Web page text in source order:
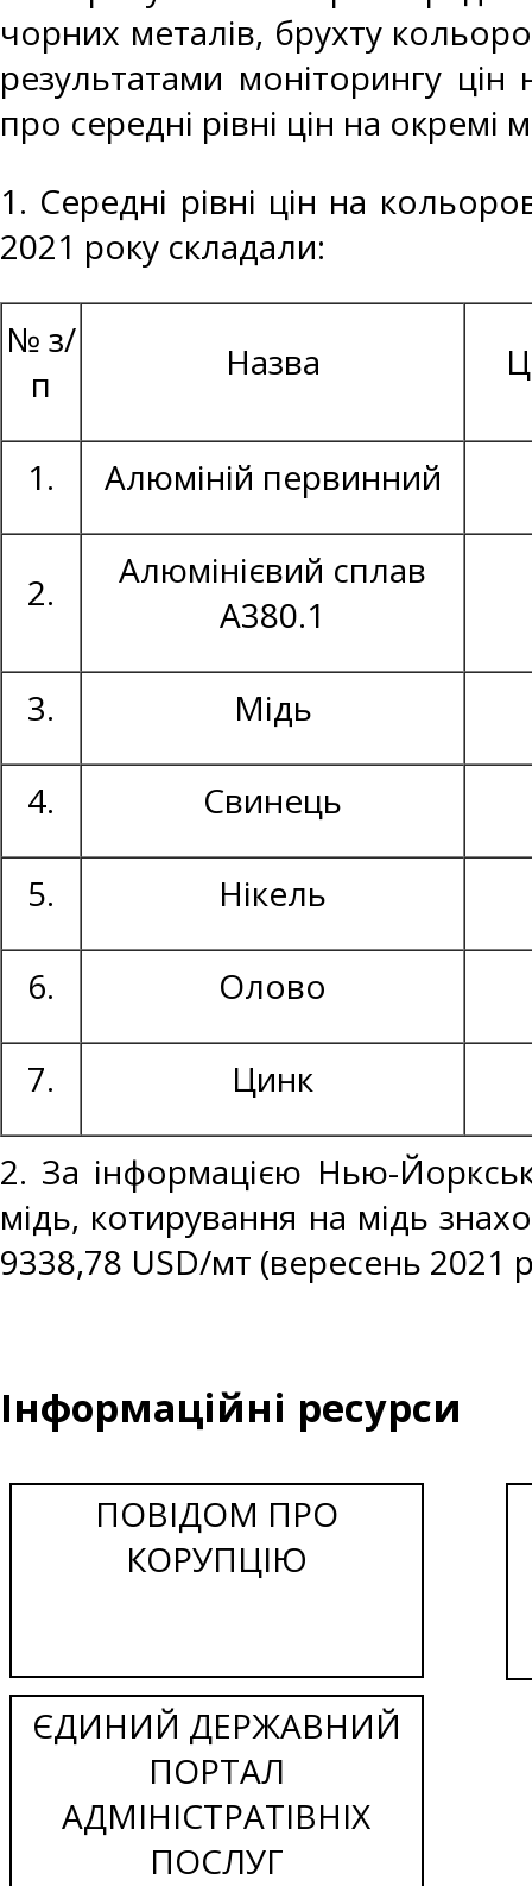
чорних металів, брухту
результатами моніторингу
про середні рівні цін на окремі
1. Середні рівні цін на
2021 року складали:
№ з/
п
Назва
1. Алюміній первинний
2.
Алюмінієвий сплав
А380.1
3. Мідь
4. Свинець
5. Нікель
6. Олово
7. Цинк
2. За інформацією Нью-
мідь, котирування на мідь
9338,78 USD/мт (вересень 2021
Інформаційні ресурси
ПОВІДОМ ПРО
КОРУПЦІЮ
ЄДИНИЙ ДЕРЖАВНИЙ
ПОРТАЛ
АДМІНІСТРАТІВНІХ
ПОСЛУГ